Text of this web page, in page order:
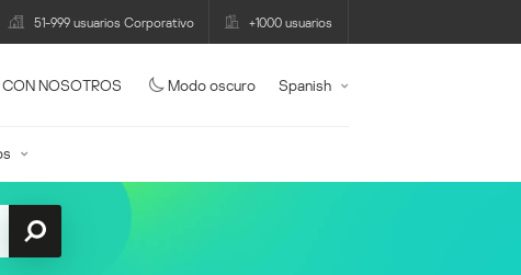
51-999 usuarios Corporativo +1000 usuarios
NOSOTROS Modo oscuro Spanish